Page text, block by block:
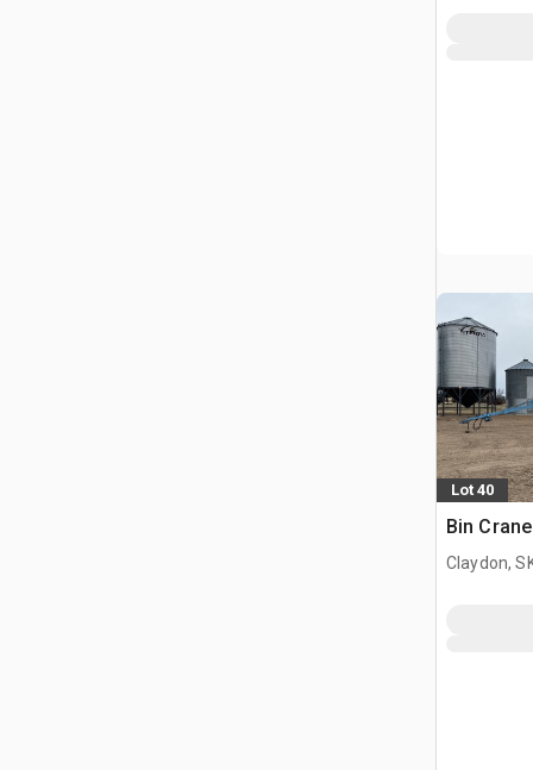
Lot 40
Bin Crane
Claydon,